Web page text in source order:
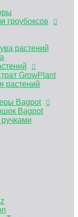
Tree
(GHE)
электродов,
гроубоксов
растений
GrowPlant
растений
Bagpot
Bagpot